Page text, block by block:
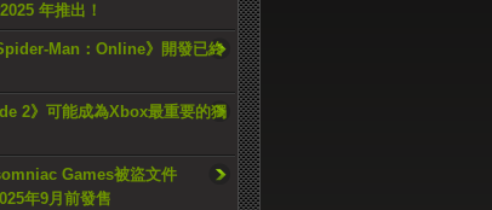
年推出！
Man：Online》開發已終
2》可能成為Xbox最重要的獨
Games被盜文件
年9月前發售